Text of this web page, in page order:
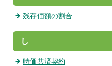
残存価額の割合
し
時価共済契約